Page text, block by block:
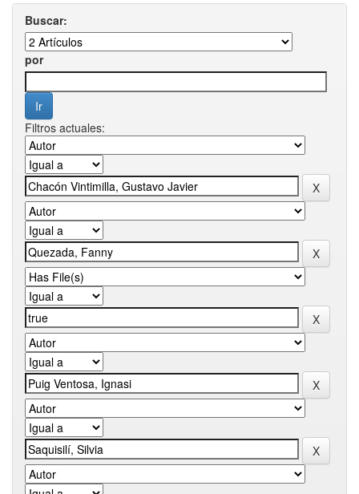
Buscar:
por
Filtros actuales: